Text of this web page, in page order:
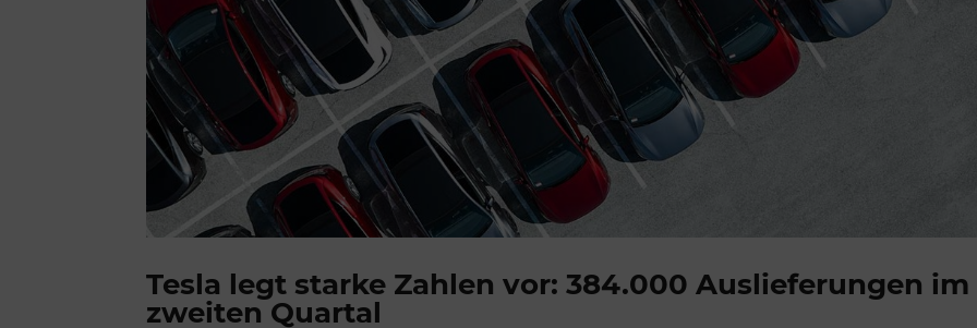
Tesla legt starke Zahlen vor: 384.000 Auslieferungen im
zweiten Quartal